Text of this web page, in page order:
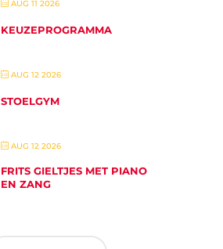
AUG 11 2026
KEUZEPROGRAMMA
AUG 12 2026
STOELGYM
AUG 12 2026
FRITS GIELTJES MET PIANO
EN ZANG